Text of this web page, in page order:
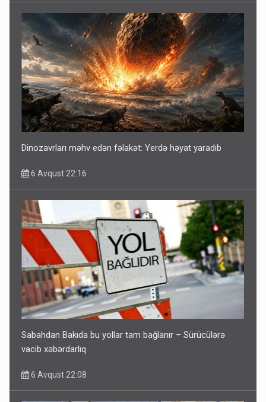
Dinozavrları məhv edən fəlakət: Yerdə həyat yaradıb
6 Avqust 22:16
Sabahdan Bakıda bu yollar tam bağlanır – Sürücülərə
vacib xəbərdarlıq
6 Avqust 22:08